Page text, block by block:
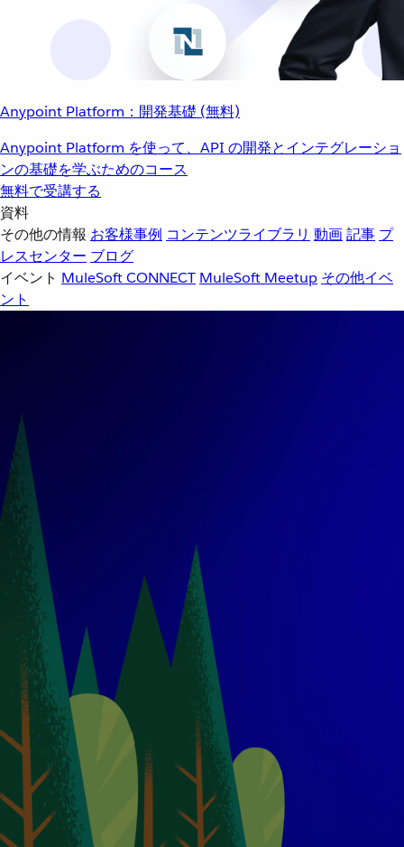
Anypoint Platform：開発基礎 (無料)
Anypoint Platform を使って、API の開発とインテグレーショ
ンの基礎を学ぶためのコース
無料で受講する
資料
その他の情報 お客様事例 コンテンツライブラリ 動画記事 プ
レスセンター ブログ
イベント MuleSoft CONNECT MuleSoft Meetup その他イベ
ント